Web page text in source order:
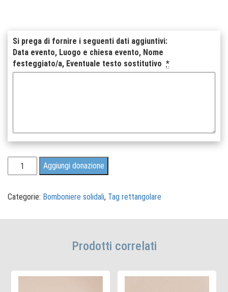
Si prega di fornire i seguenti dati aggiuntivi:
Data evento, Luogo e chiesa evento, Nome
festeggiato/a, Eventuale testo sostitutivo *
rettangolare
Elefante
Aggiungi donazione
Categorie: Bomboniere solidali, Tag rettangolare
Prodotti correlati